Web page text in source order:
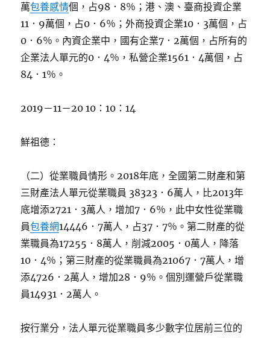
萬包養感情個，占98．8％；港、澳、臺商投資企業
11．9萬個，占0．6％；外商投資企業10．3萬個，占
0．6％。內資企業中，國有企業7．2萬個，占所有的
企業法人單元的0．4％，私營企業1561．4萬個，占
84．1％。
2019－11－20 10：10：14
鮮祖德：
（二）從業職員情形。2018年底，全國第二財產和第
三財產法人單元從業職員 38323．6萬人，比2013年
底增添2721．3萬人，增加7．6％，此中女性從業職
員包養網14446．7萬人，占37．7％。第二財產的從
業職員為17255．8萬人，削減2005．0萬人，降落
10．4％；第三財產的從業職員為21067．7萬人，增
添4726．2萬人，增加28．9％。個別運營戶從業職
員14931．2萬人。
按行業分，法人單元從業職員多少數字位居前三位的